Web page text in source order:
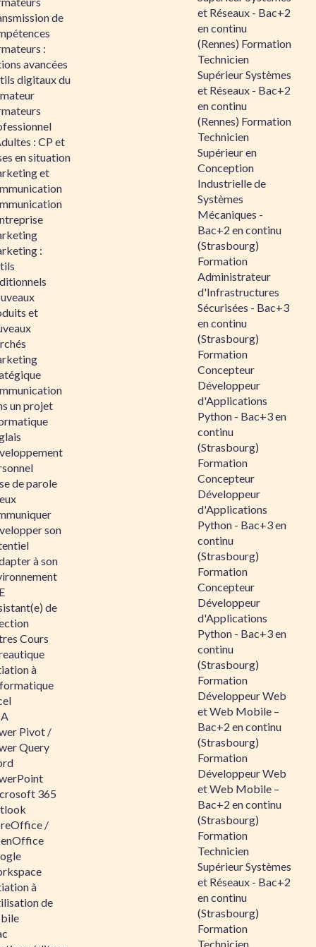
de
:
avancées
digitaux du
: CP et
en situation
et
:
et
un projet
de parole
son
à son
de
Cours
à
Pivot /
Query
365
/
à
de
et Réseaux - Bac+2
en continu
(Rennes) Formation
Technicien
Supérieur Systèmes
et Réseaux - Bac+2
en continu
(Rennes) Formation
Technicien
Supérieur en
Conception
Industrielle de
Systèmes
Mécaniques -
Bac+2 en continu
(Strasbourg)
Formation
Administrateur
d'Infrastructures
Sécurisées - Bac+3
en continu
(Strasbourg)
Formation
Concepteur
Développeur
d'Applications
Python - Bac+3 en
continu
(Strasbourg)
Formation
Concepteur
Développeur
d'Applications
Python - Bac+3 en
continu
(Strasbourg)
Formation
Concepteur
Développeur
d'Applications
Python - Bac+3 en
continu
(Strasbourg)
Formation
Développeur Web
et Web Mobile –
Bac+2 en continu
(Strasbourg)
Formation
Développeur Web
et Web Mobile –
Bac+2 en continu
(Strasbourg)
Formation
Technicien
Supérieur Systèmes
et Réseaux - Bac+2
en continu
(Strasbourg)
Formation
Technicien